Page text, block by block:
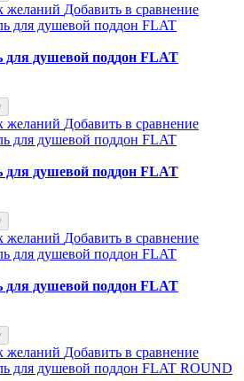
желаний Добавить в сравнение
для душевой поддон FLAT
желаний Добавить в сравнение
для душевой поддон FLAT
желаний Добавить в сравнение
для душевой поддон FLAT
желаний Добавить в сравнение